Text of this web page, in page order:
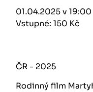
01.04.2025 v 19:00
Vstupné: 150 Kč
ČR - 2025
Rodinný film